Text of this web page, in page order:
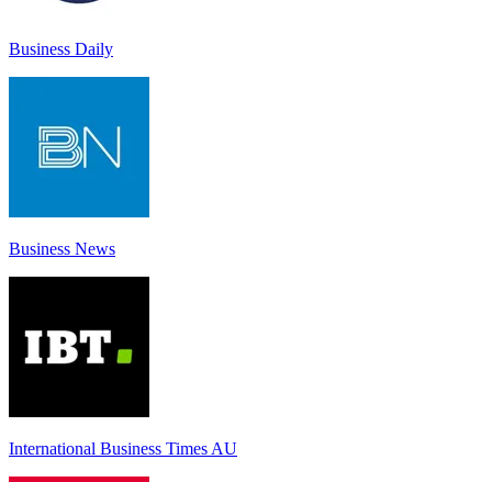
Business Daily
Business News
International Business Times AU